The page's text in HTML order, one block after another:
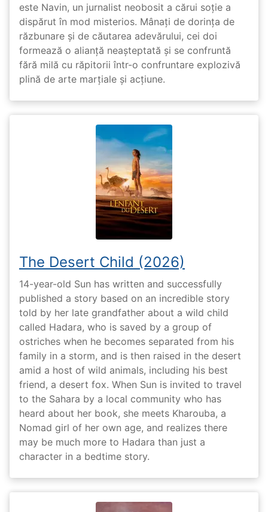
este Navin, un jurnalist neobosit a cărui soție a
dispărut în mod misterios. Mânați de dorința de
răzbunare și de căutarea adevărului, cei doi
formează o alianță neașteptată și se confruntă
fără milă cu răpitorii într-o confruntare explozivă
plină de arte marțiale și acțiune.
The Desert Child (2026)
14-year-old Sun has written and successfully
published a story based on an incredible story
told by her late grandfather about a wild child
called Hadara, who is saved by a group of
ostriches when he becomes separated from his
family in a storm, and is then raised in the desert
amid a host of wild animals, including his best
friend, a desert fox. When Sun is invited to travel
to the Sahara by a local community who has
heard about her book, she meets Kharouba, a
Nomad girl of her own age, and realizes there
may be much more to Hadara than just a
character in a bedtime story.